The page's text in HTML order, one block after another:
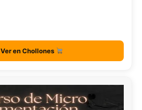
Ver en Chollones